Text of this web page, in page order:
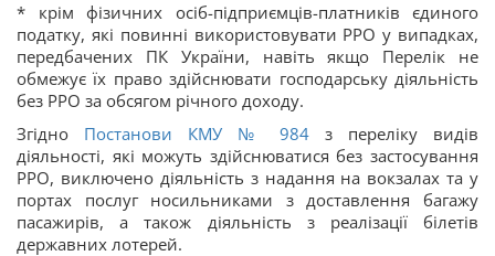
* крім фізичних осіб-підприємців-платників єдиного
податку, які повинні використовувати РРО у випадках,
передбачених ПК України, навіть якщо Перелік не
обмежує їх право здійснювати господарську діяльність
без РРО за обсягом річного доходу.
Згідно Постанови КМУ № 984 з переліку видів
діяльності, які можуть здійснюватися без застосування
РРО, виключено діяльність з надання на вокзалах та у
портах послуг носильниками з доставлення багажу
пасажирів, а також діяльність з реалізації білетів
державних лотерей.